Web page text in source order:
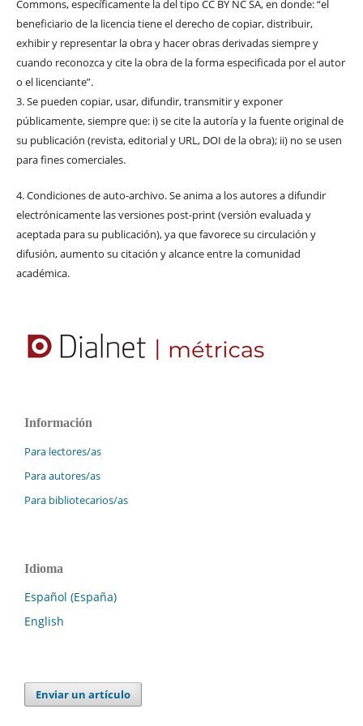
Commons, específicamente la del tipo CC BY NC SA, en donde: “el
beneficiario de la licencia tiene el derecho de copiar, distribuir,
exhibir y representar la obra y hacer obras derivadas siempre y
cuando reconozca y cite la obra de la forma especificada por el autor
o el licenciante”.
3. Se pueden copiar, usar, difundir, transmitir y exponer
públicamente, siempre que: i) se cite la autoría y la fuente original de
su publicación (revista, editorial y URL, DOI de la obra); ii) no se usen
para fines comerciales.
4. Condiciones de auto-archivo. Se anima a los autores a difundir
electrónicamente las versiones post-print (versión evaluada y
aceptada para su publicación), ya que favorece su circulación y
difusión, aumento su citación y alcance entre la comunidad
académica.
Información
Para lectores/as
Para autores/as
Para bibliotecarios/as
Idioma
Español (España)
English
Enviar un artículo